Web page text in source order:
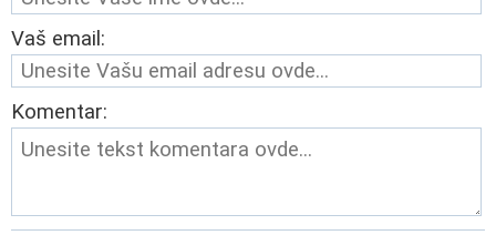
Vaš email:
Komentar: